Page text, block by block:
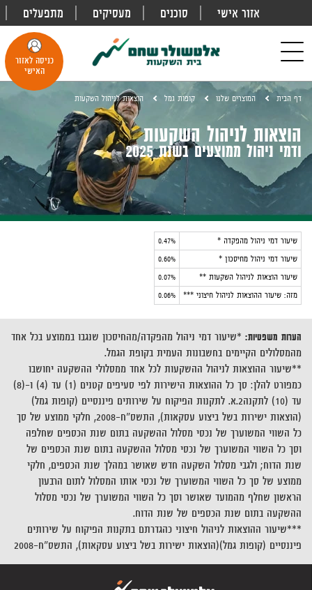
אזור אישי סוכנים מעסיקים מתפעלים
navigation
כניסה לאזור
האישי
הוצאות לניהול השקעות
ודמי ניהול ממוצעים בשנת 2025
דף הבית המוצרים שלנו קופות גמל הוצאות לניהול השקעות
שיעור דמי ניהול מהפקדה *
0.47%
שיעור דמי ניהול מחיסכון *
0.60%
שיעור הוצאות לניהול השקעות **
0.07%
מזה: שיעור ההוצאות לניהול חיצוני ***
0.06%
הערות משפטיות: *שיעור דמי ניהול מהפקדה/מהחיסכון שנגבו בממוצע בכל אחד
מהמסלולים הקיימים בחשבונות העמית בקופת הגמל.
**שיעור ההוצאות לניהול ההשקעות לכל אחד ממסלולי ההשקעה יחושבו
כמפורט להלן: סך כל ההוצאות הישירות לפי סעיפים קטנים (1) עד (4) ו-(8)
עד (10) לתקנה2.א. לתקנות הפיקוח על שירותים פיננסיים (קופות גמל)
(הוצאות ישירות בשל ביצוע עסקאות), התשס"ח-2008, חלקי ממוצע של סך
כל השווי המשוערך של נכסי מסלול ההשקעה בתום שנת הכספים שחלפה
וסך כל השווי המשוערך של נכסי מסלול ההשקעה בתום שנת הכספים של
שנת הדוח; ולגבי מסלול השקעה חדש שאושר במהלך שנת הכספים, חלקי
ממוצע של סך כל השווי המשוערך של נכסי אותו המסלול לתום הרבעון
הראשון שחלף מהמועד שאושר וסך כל השווי המשוערך של נכסי מסלול
ההשקעה בתום שנת הכספים של שנת הדוח.
***שיעור ההוצאות לניהול חיצוני כהגדרתם בתקנות הפיקוח על שירותים
פיננסיים (קופות גמל)(הוצאות ישירות בשל ביצוע עסקאות), התשס"ח-2008